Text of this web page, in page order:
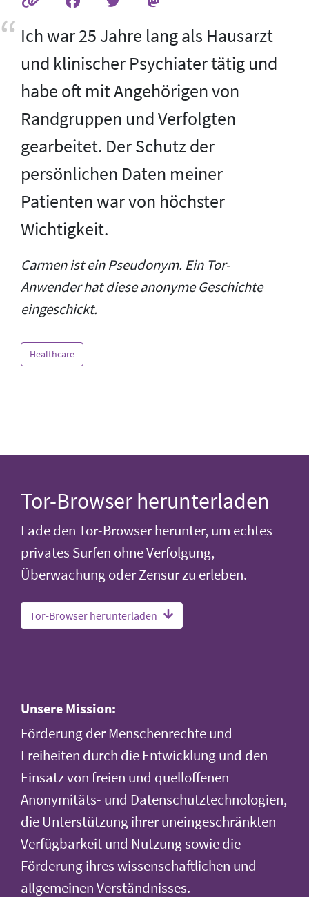
Ich war 25 Jahre lang als Hausarzt
und klinischer Psychiater tätig und
habe oft mit Angehörigen von
Randgruppen und Verfolgten
gearbeitet. Der Schutz der
persönlichen Daten meiner
Patienten war von höchster
Wichtigkeit.
Carmen ist ein Pseudonym. Ein Tor-
Anwender hat diese anonyme Geschichte
eingeschickt.
Healthcare
Tor-Browser herunterladen
Lade den Tor-Browser herunter, um echtes
privates Surfen ohne Verfolgung,
Überwachung oder Zensur zu erleben.
Tor-Browser herunterladen
Unsere Mission:
Förderung der Menschenrechte und
Freiheiten durch die Entwicklung und den
Einsatz von freien und quelloffenen
Anonymitäts- und Datenschutztechnologien,
die Unterstützung ihrer uneingeschränkten
Verfügbarkeit und Nutzung sowie die
Förderung ihres wissenschaftlichen und
allgemeinen Verständnisses.